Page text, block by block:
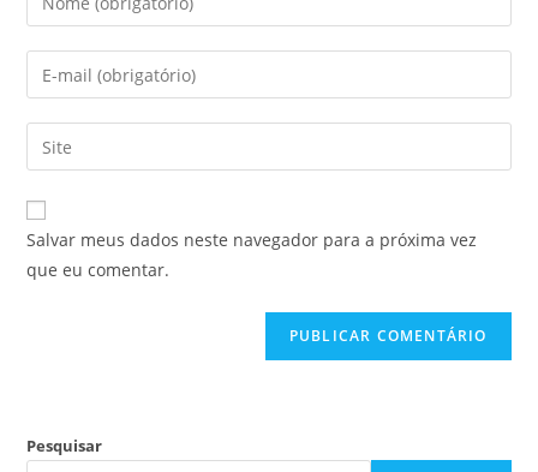
Salvar meus dados neste navegador para a próxima vez
que eu comentar.
Pesquisar